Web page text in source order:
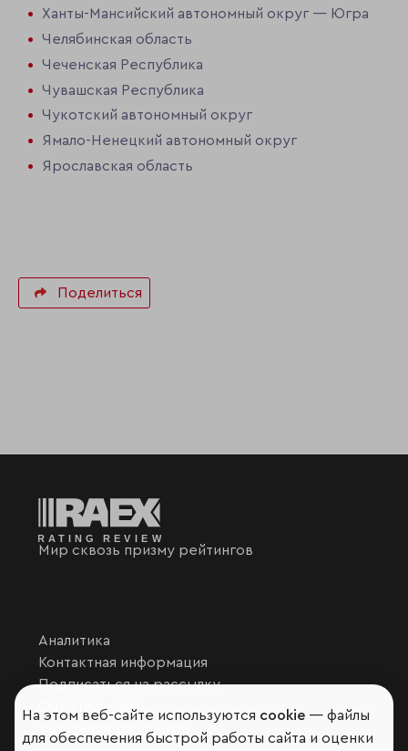
Ханты-Мансийский автономный округ — Югра
Челябинская область
Чеченская Республика
Чувашская Республика
Чукотский автономный округ
Ямало-Ненецкий автономный округ
Ярославская область
Поделиться
Мир сквозь призму рейтингов
Аналитика
Контактная информация
Подписаться на рассылку
Обратная связь
Участники рэнкингов
На этом веб-сайте используются cookie — файлы
для обеспечения быстрой работы сайта и оценки